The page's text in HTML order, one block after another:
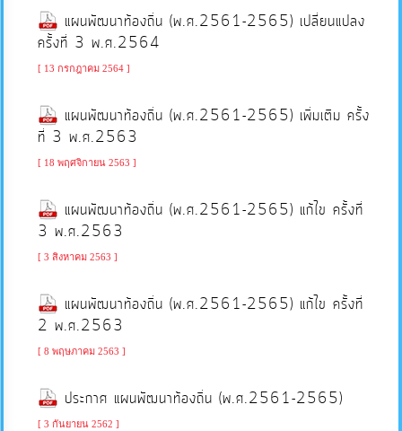
ป้องกัน
การ
ทุจริต
การ
ดำเนิน
การ
ป้องกัน
การ
ทุจริต
มาตรการ
ภายใน
การ
ทุจริต
แผนพัฒนาท้องถิ่น (พ.ศ.2561-2565) เปลี่ยนแปลง
ครั้งที่ 3 พ.ศ.2564
[ 13 กรกฎาคม 2564 ]
แผนพัฒนาท้องถิ่น (พ.ศ.2561-2565) เพิ่มเติม ครั้ง
ที่ 3 พ.ศ.2563
[ 18 พฤศจิกายน 2563 ]
แผนพัฒนาท้องถิ่น (พ.ศ.2561-2565) แก้ไข ครั้งที่
3 พ.ศ.2563
[ 3 สิงหาคม 2563 ]
แผนพัฒนาท้องถิ่น (พ.ศ.2561-2565) แก้ไข ครั้งที่
2 พ.ศ.2563
[ 8 พฤษภาคม 2563 ]
ประกาศ แผนพัฒนาท้องถิ่น (พ.ศ.2561-2565)
[ 3 กันยายน 2562 ]